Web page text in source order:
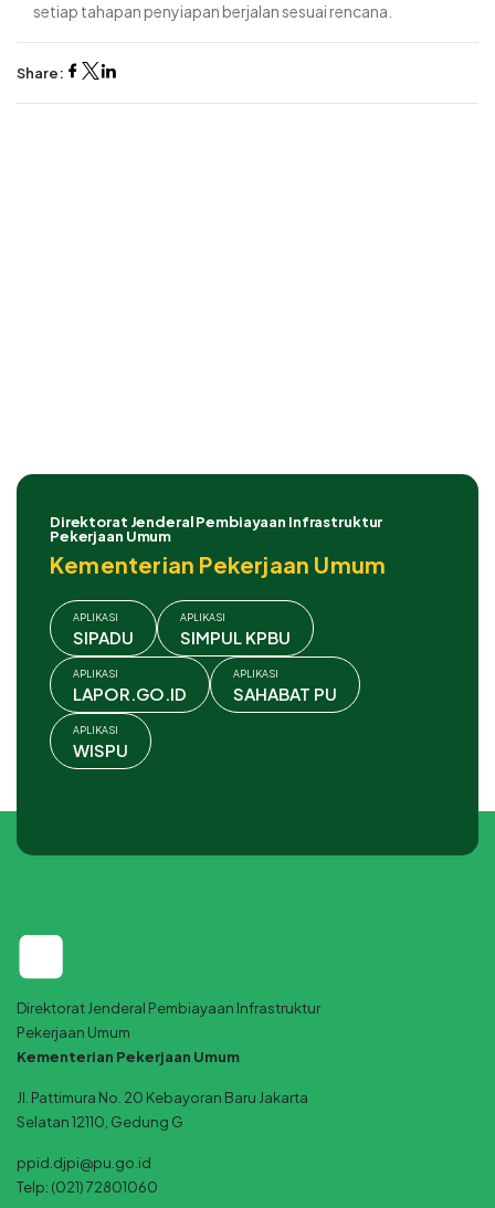
setiap tahapan penyiapan berjalan sesuai rencana.
Share:
Direktorat Jenderal Pembiayaan Infrastruktur
Pekerjaan Umum
Kementerian Pekerjaan Umum
APLIKASI
SIPADU
APLIKASI
SIMPUL KPBU
APLIKASI
LAPOR.GO.ID
APLIKASI
SAHABAT PU
APLIKASI
WISPU
Direktorat Jenderal Pembiayaan Infrastruktur
Pekerjaan Umum
Kementerian Pekerjaan Umum
Jl. Pattimura No. 20 Kebayoran Baru Jakarta
Selatan 12110, Gedung G
ppid.djpi@pu.go.id
Telp: (021) 72801060